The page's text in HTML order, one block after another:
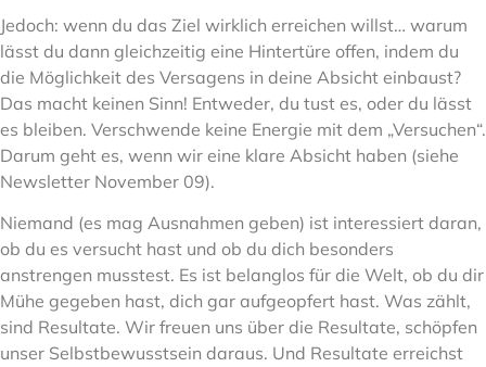
Jedoch: wenn du das Ziel wirklich erreichen willst… warum
lässt du dann gleichzeitig eine Hintertüre offen, indem du
die Möglichkeit des Versagens in deine Absicht einbaust?
Das macht keinen Sinn! Entweder, du tust es, oder du lässt
es bleiben. Verschwende keine Energie mit dem „Versuchen“.
Darum geht es, wenn wir eine klare Absicht haben (siehe
Newsletter November 09).
Niemand (es mag Ausnahmen geben) ist interessiert daran,
ob du es versucht hast und ob du dich besonders
anstrengen musstest. Es ist belanglos für die Welt, ob du dir
Mühe gegeben hast, dich gar aufgeopfert hast. Was zählt,
sind Resultate. Wir freuen uns über die Resultate, schöpfen
unser Selbstbewusstsein daraus. Und Resultate erreichst